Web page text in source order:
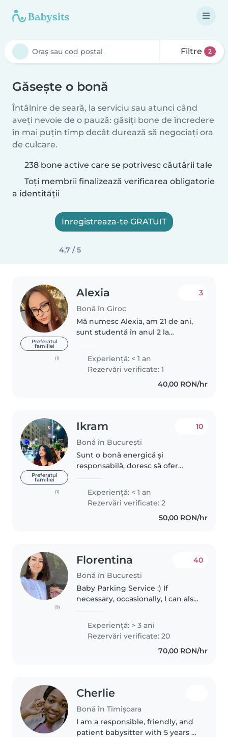
Filtre 2
Găsește o bonă
Întâlnire de seară, la serviciu sau atunci când
aveți nevoie de o pauză: găsiți bone de încredere
în mai puțin timp decât durează să negociați ora
de culcare.
238 bone active care se potrivesc căutării tale
Toți membrii finalizează verificarea obligatorie
a identității
Inregistreaza-te GRATUIT
4,7 / 5
Preferatul
familiei
(1)
Alexia
Bonă în Giroc
3
Mă numesc Alexia, am 21 de ani,
sunt studentă în anul 2 la
veterinară. Sunt o fire
descurcăreață, creativă,
distractivă și energică și îmi
Experienţă: < 1 an
Rezervări verificate: 1
40,00 RON/hr
Preferatul
familiei
(1)
Ikram
Bonă în București
10
Sunt o bonă energică și
responsabilă, doresc să ofer
îngrijirea copiilor, sunt si
students la stomatologia in anul..
Experienţă: < 1 an
Rezervări verificate: 2
50,00 RON/hr
(9)
Florentina
Bonă în București
40
Baby Parking Service :) If
necessary, occasionally, I can also
Professionally - I was a jurist and
a translator. I've been a notary
Experienţă: > 3 ani
Rezervări verificate: 20
70,00 RON/hr
Cherlie
Bonă în Timișoara
I am a responsible, friendly, and
patient babysitter with 5 years of